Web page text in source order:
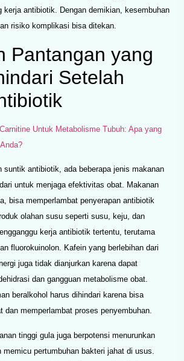
kerja antibiotik. Dengan demikian, kesembuhan
risiko komplikasi bisa ditekan.
Pantangan yang
Setelah
Carnitine Untuk Metabolisme Tubuh: Apa yang
suntik antibiotik, ada beberapa jenis makanan
untuk menjaga efektivitas obat. Makanan
bisa memperlambat penyerapan antibiotik
olahan susu seperti susu, keju, dan
kerja antibiotik tertentu, terutama
fluorokuinolon. Kafein yang berlebihan dari
juga tidak dianjurkan karena dapat
dan gangguan metabolisme obat.
beralkohol harus dihindari karena bisa
dan memperlambat proses penyembuhan.
tinggi gula juga berpotensi menurunkan
pertumbuhan bakteri jahat di usus.